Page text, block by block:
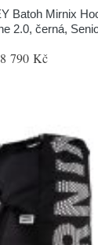
Batoh Mirnix
2.0, černá,
8 790 Kč